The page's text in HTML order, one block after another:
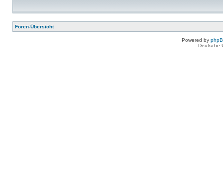
Foren-Übersicht
Powered by
Deutsche